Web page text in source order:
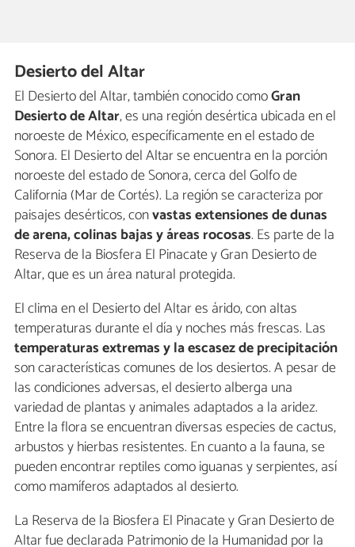
Desierto del Altar
El Desierto del Altar, también conocido comoGran
Desierto de Altar, es una región desértica ubicada en el
noroeste de México, específicamente en el estado de
Sonora. El Desierto del Altar se encuentra en la porción
noroeste del estado de Sonora, cerca del Golfo de
California (Mar de Cortés). La región se caracteriza por
paisajes desérticos, convastas extensiones de dunas
de arena, colinas bajas y áreas rocosas. Es parte de la
Reserva de la Biosfera El Pinacate y Gran Desierto de
Altar, que es un área natural protegida.
El clima en el Desierto del Altar es árido, con altas
temperaturas durante el día y noches más frescas. Las
temperaturas extremas y la escasez de precipitación
son características comunes de los desiertos. A pesar de
las condiciones adversas, el desierto alberga una
variedad de plantas y animales adaptados a la aridez.
Entre la flora se encuentran diversas especies de cactus,
arbustos y hierbas resistentes. En cuanto a la fauna, se
pueden encontrar reptiles como iguanas y serpientes, así
como mamíferos adaptados al desierto.
La Reserva de la Biosfera El Pinacate y Gran Desierto de
Altar fue declarada Patrimonio de la Humanidad por la